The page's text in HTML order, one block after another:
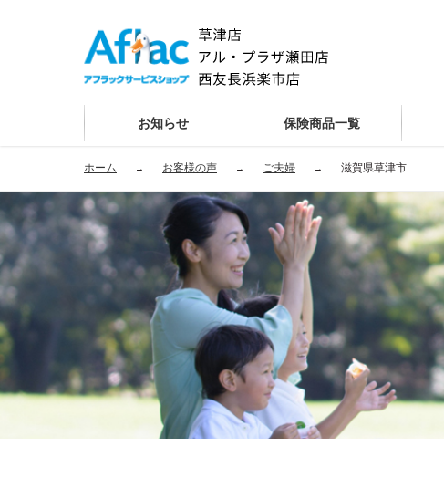
お知らせ 保険商品一覧
ホーム お客様の声 ご夫婦 滋賀県草津市